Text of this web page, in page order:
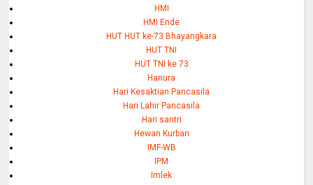
HMI
HMI Ende
HUT HUT ke-73 Bhayangkara
HUT TNI
HUT TNI ke 73
Hanura
Hari Kesaktian Pancasila
Hari Lahir Pancasila
Hari santri
Hewan Kurban
IMF-WB
IPM
Imlek